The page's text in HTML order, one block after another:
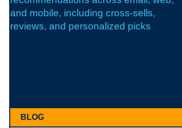
BLOG